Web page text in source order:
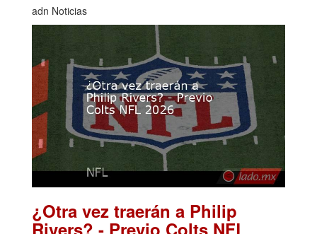
adn Noticias
¿Otra vez traerán a Philip
Rivers? - Previo Colts NFL